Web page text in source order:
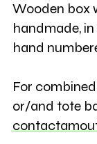
Wooden box
handmade,
hand
For
or/and tote